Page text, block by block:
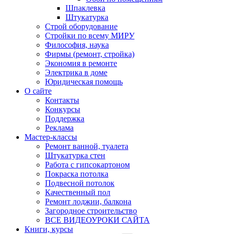
Шпаклевка
Штукатурка
Строй оборудование
Стройки по всему МИРУ
Философия, наука
Фирмы (ремонт, стройка)
Экономия в ремонте
Электрика в доме
Юридическая помощь
О сайте
Контакты
Конкурсы
Поддержка
Реклама
Мастер-классы
Ремонт ванной, туалета
Штукатурка стен
Работа с гипсокартоном
Покраска потолка
Подвесной потолок
Качественный пол
Ремонт лоджии, балкона
Загородное строительство
ВСЕ ВИДЕОУРОКИ САЙТА
Книги, курсы